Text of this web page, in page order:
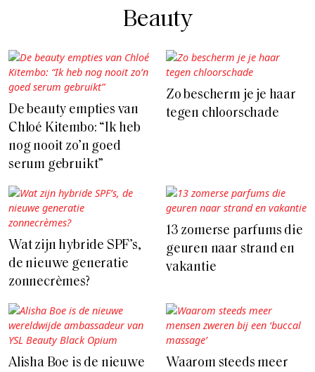
Beauty
De beauty empties van
Chloé Kitembo: “Ik heb
nog nooit zo’n goed
serum gebruikt”
Zo bescherm je je haar
tegen chloorschade
Wat zijn hybride SPF’s,
de nieuwe generatie
zonnecrèmes?
13 zomerse parfums die
geuren naar strand en
vakantie
Alisha Boe is de nieuwe Waarom steeds meer